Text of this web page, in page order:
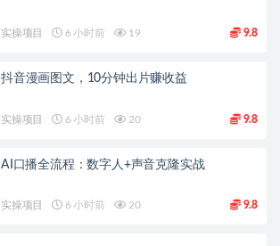
实操项目 6 小时前 19 9.8
抖音漫画图文，10分钟出片赚收益
实操项目 6 小时前 20 9.8
AI口播全流程：数字人+声音克隆实战
实操项目 6 小时前 20 9.8